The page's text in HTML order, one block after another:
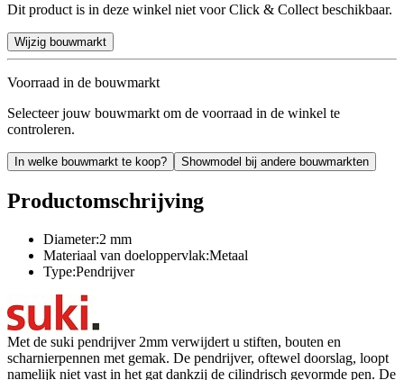
Dit product is in deze winkel niet voor Click & Collect beschikbaar.
Wijzig bouwmarkt
Voorraad in de bouwmarkt
Selecteer jouw bouwmarkt om de voorraad in de winkel te
controleren.
In welke bouwmarkt te koop? Showmodel bij andere bouwmarkten
Productomschrijving
Diameter:2 mm
Materiaal van doeloppervlak:Metaal
Type:Pendrijver
Met de suki pendrijver 2mm verwijdert u stiften, bouten en
scharnierpennen met gemak. De pendrijver, oftewel doorslag, loopt
namelijk niet vast in het gat dankzij de cilindrisch gevormde pen. De